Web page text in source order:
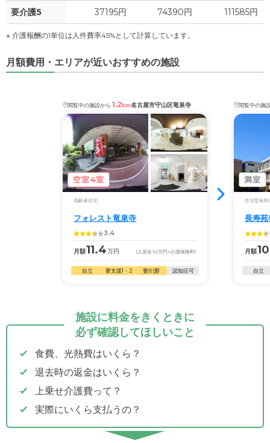
要介護5 37195円 74390円 111585円
※ 介護報酬の1単位は人件費率45%として計算しています。
月額費用・エリアが近いおすすめの施設
閲覧中の施設から 1.2km名古屋市守山区竜泉寺
空室4室
高齢者住宅
フォレスト竜泉寺
3.4
月額11.4万円 (入居金10万円 +介護保険料)
自立 要支援1・2 要介護1 認知症可
閲覧中の施
満室
住宅型有料
長寿
月額
自立
施設に料金をきくときに
必ず確認してほしいこと
食費、光熱費はいくら？
退去時の返金はいくら？
上乗せ介護費って？
実際にいくら支払うの？